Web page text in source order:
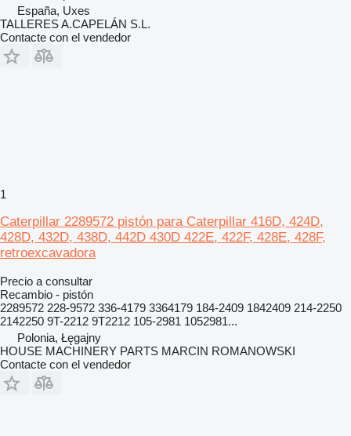
España, Uxes
TALLERES A.CAPELÁN S.L.
Contacte con el vendedor
1
Caterpillar 2289572 pistón para Caterpillar 416D, 424D,
428D, 432D, 438D, 442D 430D 422E, 422F, 428E, 428F,
retroexcavadora
Precio a consultar
Recambio - pistón
2289572 228-9572 336-4179 3364179 184-2409 1842409 214-2250
2142250 9T-2212 9T2212 105-2981 1052981...
Polonia, Łęgajny
HOUSE MACHINERY PARTS MARCIN ROMANOWSKI
Contacte con el vendedor